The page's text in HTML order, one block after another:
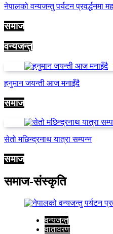
नेपालको वन्यजन्तु पर्यटन प्रवर्द्धनमा
समाज
वन्यजन्तु
हनुमान जयन्ती आज मनाइँदै
समाज
सेतो मछिन्द्रनाथ यात्रा सम्पन्न
समाज
समाज-संस्कृति
वन्यजन्तु
वातावरण